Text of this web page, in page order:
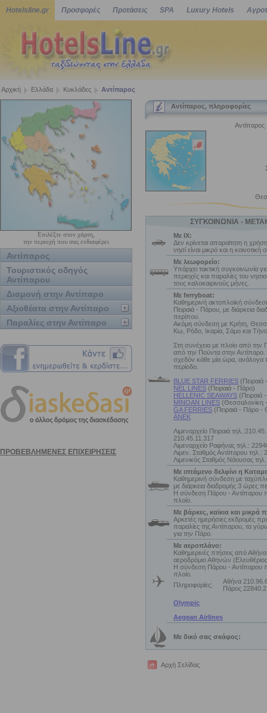
Hotelsline.gr Προσφορές Προτάσεις SPA Luxury Hotels
Αρχική Ελλάδα Κυκλάδες Αντίπαρος
Επιλέξτε στον χάρτη,
την περιοχή που σας ενδιαφέρει
Αντίπαρος
Τουριστικός οδηγός
Αντίπαρου
Διαμονή στην Αντίπαρο
Αξιοθέατα στην Αντίπαρο
Παραλίες στην Αντίπαρο
Αντίπαρος, πληροφορίες
Αντίπαρος
ΣΥΓΚΟΙΝΩΝΙΑ -
Με ΙΧ:
Δεν κρίνεται απαραίτητη η
νησί είναι μικρό και η κοινοτική
Με λεωφορείο:
Υπάρχει τακτική συγκοινωνία
περιοχές και παραλίες του
τους καλοκαιρινούς μήνες.
Με ferryboat:
Καθημερινή ακτοπλοϊκή
Πειραιά - Πάρου, με διάρκεια
περίπου.
Ακόμη σύνδεση με Κρήτη,
Κω, Ρόδο, Ικαρία, Σάμο και
Στη συνέχεια με πλοίο από την
από την Πούντα στην Αντίπαρο.
σχεδόν κάθε μία ώρα, ανάλογα
περίοδο.
BLUE STAR FERRIES
NEL LINES (Πειραιά - Πάρο)
HELLENIC SEAWAYS (Πειραιά
MINOAN LINES (Θεσσαλονίκη
GA FERRIES (Πειραιά - Πάρο -
ΑΝΕΚ
Λιμεναρχείο Πειραιά
210.45.11.317
Λιμεναρχείο Ραφήνας τηλ.:
Λιμεν. Σταθμός Αντίπαρου τηλ.:
Λιμενικός Σταθμός Νάουσας
Με ιπτάμενο δελφίνι η
Καθημερινή σύνδεση με
με διάρκεια διαδρομής 3 ώρες
Η σύνδεση Πάρου - Αντίπαρου
πλοίο.
Με βάρκες, καϊκια και μικρά
Αρκετές ημερήσιες εκδρομές
παραλίες της Αντίπαρου, τα
για την Πάρο.
Με αεροπλάνο:
Καθημερινές πτήσεις από
αεροδρόμιο Αθηνών
Η σύνδεση Πάρου - Αντίπαρου
πλοίο.
Πληροφορίες:
Αθήνα
Πάρος
Olympic
Aegean Airlines
Με δικό σας σκάφος:
Αρχή Σελίδας